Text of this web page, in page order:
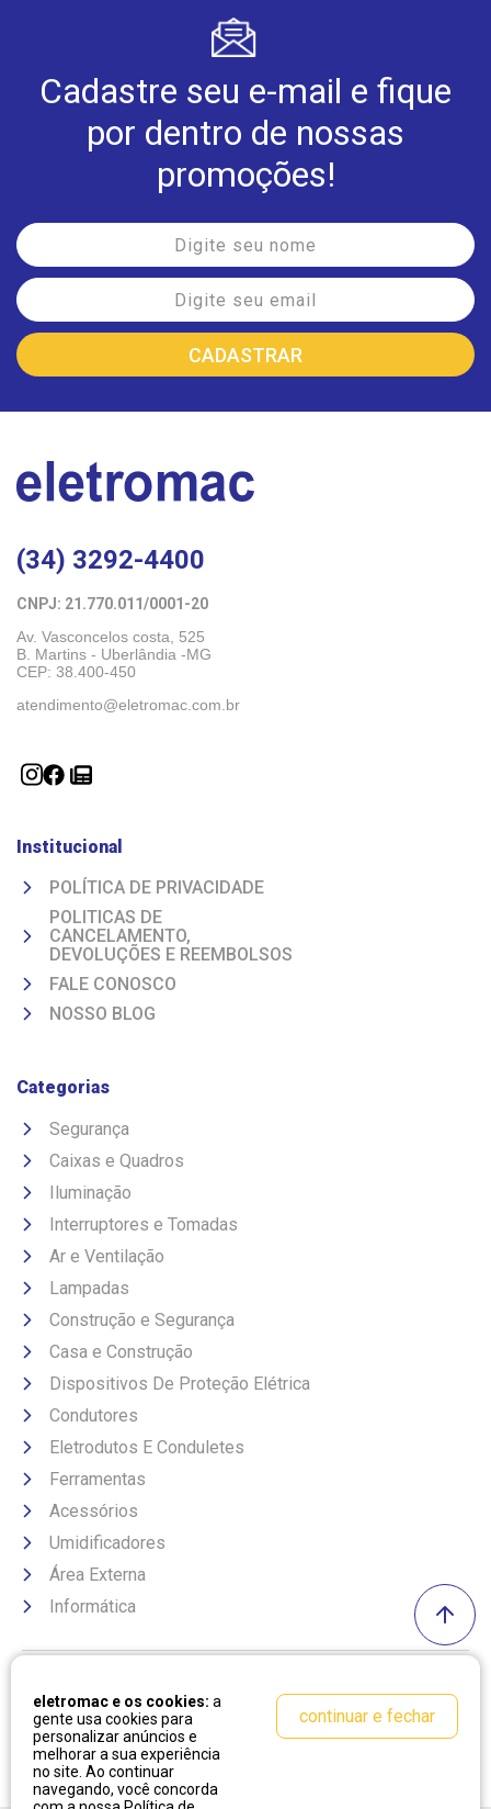
Cadastre seu e-mail e fique
por dentro de nossas
promoções!
(34) 3292-4400
CNPJ: 21.770.011/0001-20
Av. Vasconcelos costa, 525
B. Martins - Uberlândia -MG
CEP: 38.400-450
atendimento@eletromac.com.br
Institucional
POLÍTICA DE PRIVACIDADE
POLITICAS DE
CANCELAMENTO,
DEVOLUÇÕES E REEMBOLSOS
FALE CONOSCO
NOSSO BLOG
Categorias
Segurança
Caixas e Quadros
Iluminação
Interruptores e Tomadas
Ar e Ventilação
Lampadas
Construção e Segurança
Casa e Construção
Dispositivos De Proteção Elétrica
Condutores
Eletrodutos E Conduletes
Ferramentas
Acessórios
Umidificadores
Área Externa
Informática
eletromac e os cookies: a
gente usa cookies para
personalizar anúncios e
melhorar a sua experiência
no site. Ao continuar
navegando, você concorda
continuar e fechar